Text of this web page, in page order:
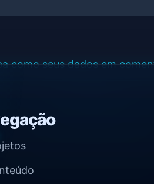
como seus dados em